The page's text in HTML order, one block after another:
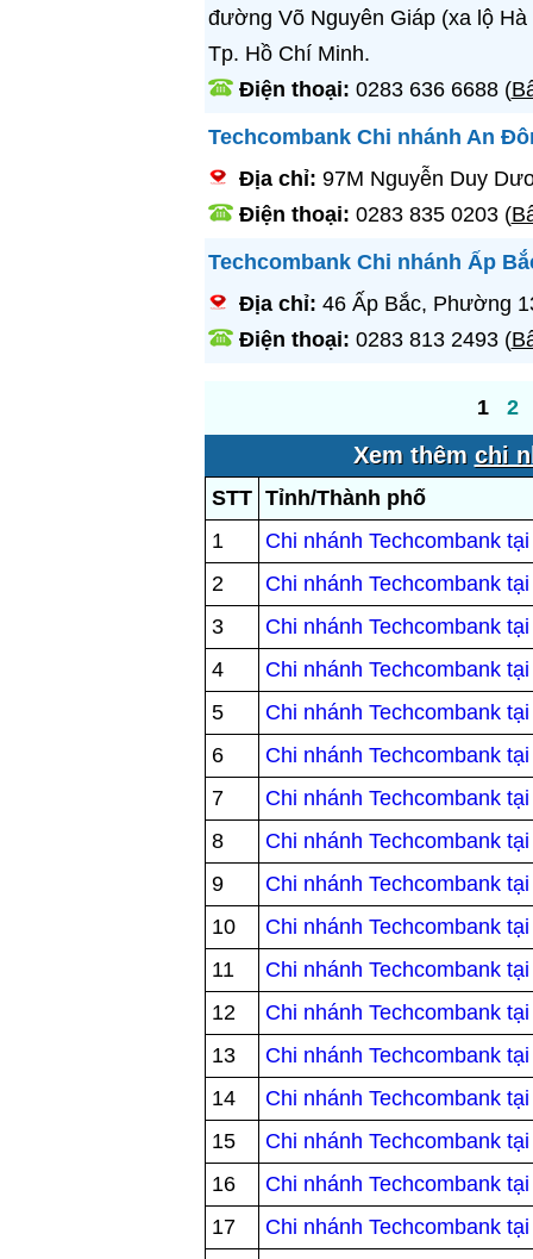
đường Võ Nguyên Giáp (xa lộ
Tp. Hồ Chí Minh.
Điện thoại: 0283 636 6688(
Techcombank Chi nhánh An
Địa chỉ: 97M Nguyễn Duy
Điện thoại: 0283 835 0203(
Techcombank Chi nhánh Ấp
Địa chỉ: 46 Ấp Bắc, Phường
Điện thoại: 0283 813 2493(
1 2
Xem thêm chi
STT Tỉnh/Thành phố
1
Chi nhánh Techcombank
2
Chi nhánh Techcombank
3
Chi nhánh Techcombank
4
Chi nhánh Techcombank
5
Chi nhánh Techcombank
6
Chi nhánh Techcombank
7
Chi nhánh Techcombank
8
Chi nhánh Techcombank
9
Chi nhánh Techcombank
10
Chi nhánh Techcombank
11
Chi nhánh Techcombank
12
Chi nhánh Techcombank
13
Chi nhánh Techcombank
14
Chi nhánh Techcombank
15
Chi nhánh Techcombank
16
Chi nhánh Techcombank
17
Chi nhánh Techcombank